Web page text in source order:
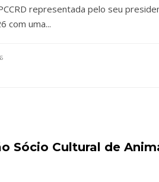
representada pelo seu
com uma...
Sócio Cultural de